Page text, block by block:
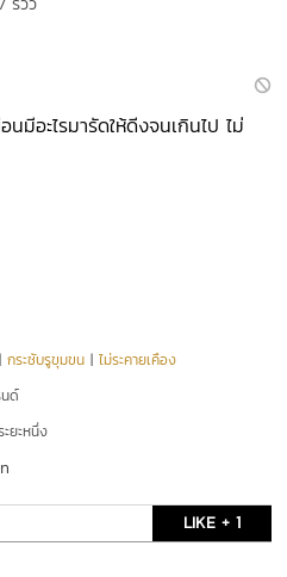
นมีอะไรมารัดให้ดีงจนเกินไป ไม่
|กระชับรูขุมขน |ไม่ระคายเคือง
นด์
ะยะหนึ่ง
LIKE + 1